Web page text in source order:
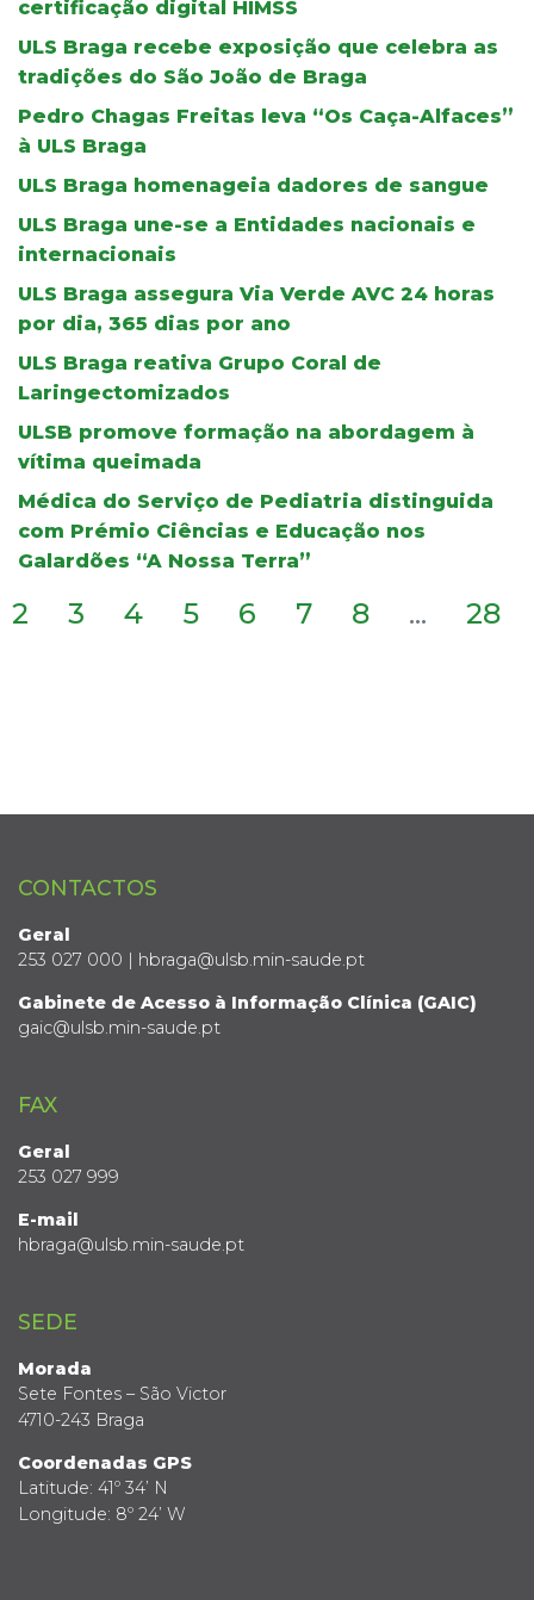
certificação digital HIMSS
ULS Braga recebe exposição que celebra as
tradições do São João de Braga
Pedro Chagas Freitas leva “Os Caça-Alfaces”
à ULS Braga
ULS Braga homenageia dadores de sangue
ULS Braga une-se a Entidades nacionais e
internacionais
ULS Braga assegura Via Verde AVC 24 horas
por dia, 365 dias por ano
ULS Braga reativa Grupo Coral de
Laringectomizados
ULSB promove formação na abordagem à
vítima queimada
Médica do Serviço de Pediatria distinguida
com Prémio Ciências e Educação nos
Galardões “A Nossa Terra”
2 3 4 5 6 7 8 ... 28
CONTACTOS
Geral
253 027 000 | hbraga@ulsb.min-saude.pt
Gabinete de Acesso à Informação Clínica (GAIC)
gaic@ulsb.min-saude.pt
FAX
Geral
253 027 999
E-mail
hbraga@ulsb.min-saude.pt
SEDE
Morada
Sete Fontes – São Victor
4710-243 Braga
Coordenadas GPS
Latitude: 41º 34’ N
Longitude: 8º 24’ W